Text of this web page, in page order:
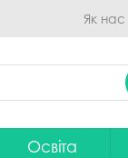
Як нас
Освіта